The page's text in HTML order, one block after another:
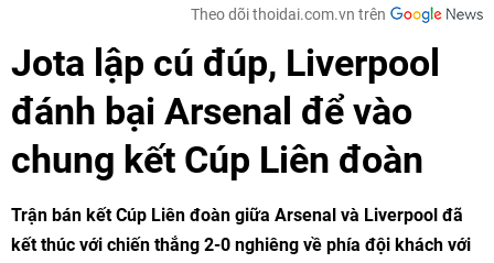
Theo dõi thoidai.com.vn trên
Jota lập cú đúp, Liverpool
đánh bại Arsenal để vào
chung kết Cúp Liên đoàn
Trận bán kết Cúp Liên đoàn giữa Arsenal và Liverpool đã
kết thúc với chiến thắng 2-0 nghiêng về phía đội khách với